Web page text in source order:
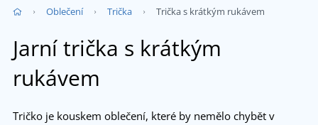
Oblečení Trička Trička s krátkým rukávem
Jarní trička s krátkým
rukávem
Tričko je kouskem oblečení, které by nemělo chybět v